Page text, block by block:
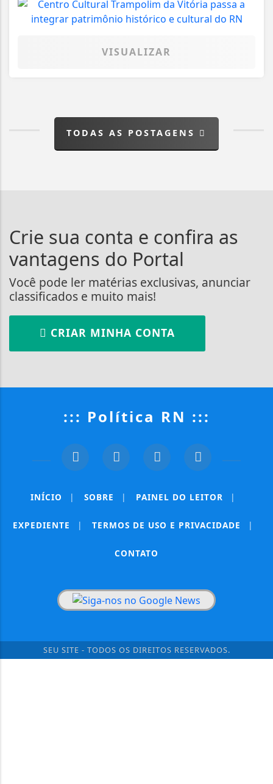
VISUALIZAR
TODAS AS POSTAGENS
Crie sua conta e confira as
vantagens do Portal
Você pode ler matérias exclusivas, anunciar
classificados e muito mais!
CRIAR MINHA CONTA
::: Política RN :::
INÍCIO | SOBRE | PAINEL DO LEITOR |
EXPEDIENTE | TERMOS DE USO E PRIVACIDADE |
CONTATO
SEU SITE - TODOS OS DIREITOS RESERVADOS.